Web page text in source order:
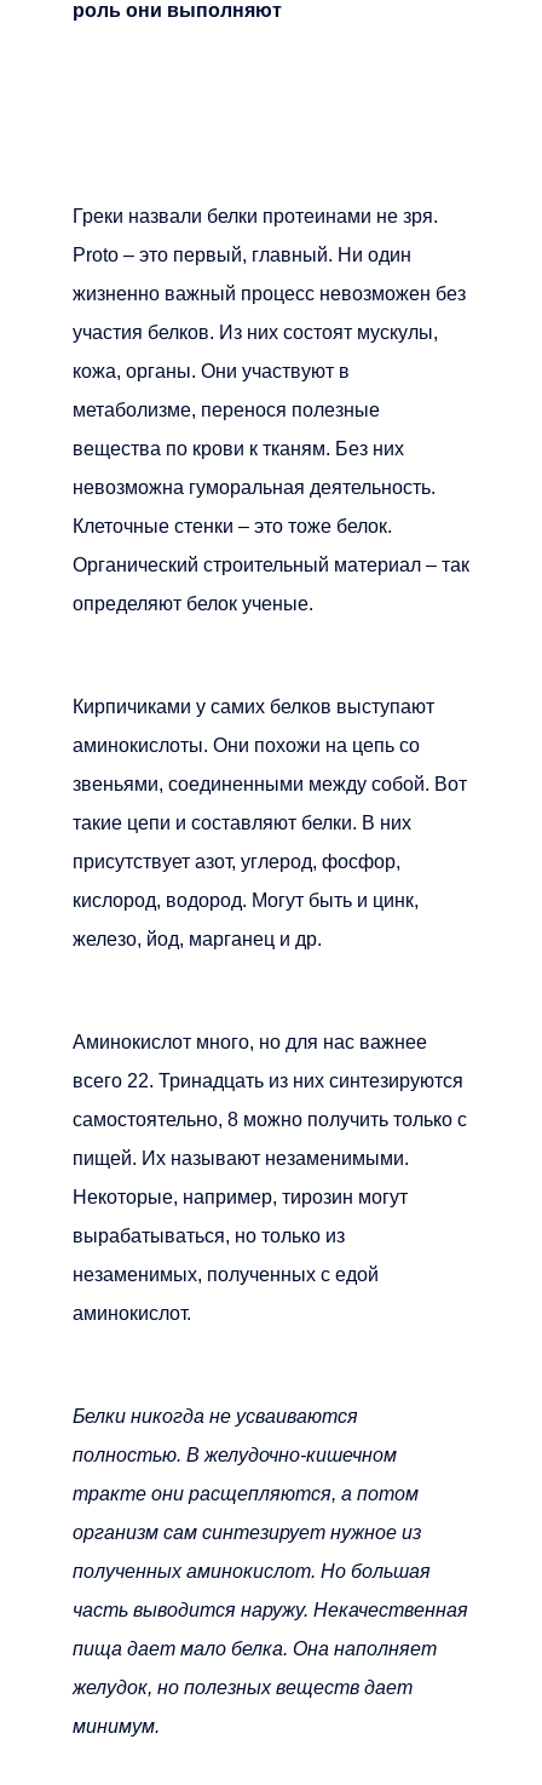
роль они выполняют
Греки назвали белки протеинами не зря.
Proto – это первый, главный. Ни один
жизненно важный процесс невозможен без
участия белков. Из них состоят мускулы,
кожа, органы. Они участвуют в
метаболизме, перенося полезные
вещества по крови к тканям. Без них
невозможна гуморальная деятельность.
Клеточные стенки – это тоже белок.
Органический строительный материал – так
определяют белок ученые.
Кирпичиками у самих белков выступают
аминокислоты. Они похожи на цепь со
звеньями, соединенными между собой. Вот
такие цепи и составляют белки. В них
присутствует азот, углерод, фосфор,
кислород, водород. Могут быть и цинк,
железо, йод, марганец и др.
Аминокислот много, но для нас важнее
всего 22. Тринадцать из них синтезируются
самостоятельно, 8 можно получить только с
пищей. Их называют незаменимыми.
Некоторые, например, тирозин могут
вырабатываться, но только из
незаменимых, полученных с едой
аминокислот.
Белки никогда не усваиваются
полностью. В желудочно-кишечном
тракте они расщепляются, а потом
организм сам синтезирует нужное из
полученных аминокислот. Но большая
часть выводится наружу. Некачественная
пища дает мало белка. Она наполняет
желудок, но полезных веществ дает
минимум.